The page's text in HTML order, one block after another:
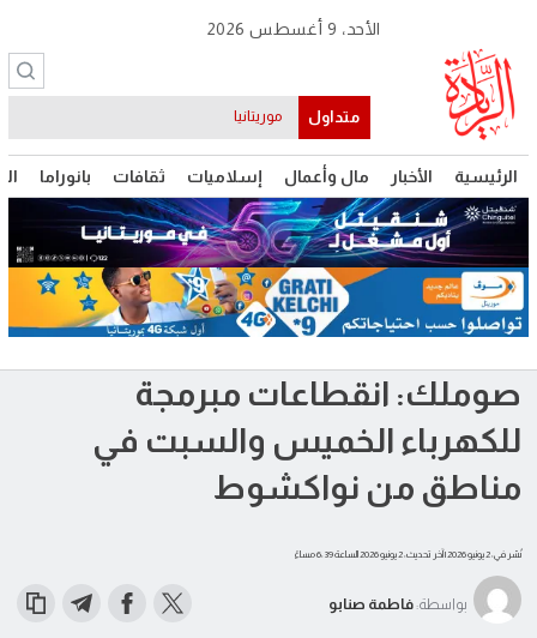
الرئيسية الأخبار مال وأعمال إسلاميات ثقافات بانوراما
الأحد، 9 أغسطس 2026
متداول موريتانيا
صوملك: انقطاعات مبرمجة
للكهرباء الخميس والسبت في
مناطق من نواكشوط
نُشر في: 2 يونيو 2026 | آخر تحديث: 2 يونيو 2026 الساعة 6:39 مساءً
بواسطة: فاطمة صنابو